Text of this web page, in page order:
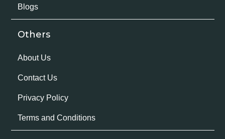
Blogs
Others
About Us
Contact Us
Privacy Policy
Terms and Conditions